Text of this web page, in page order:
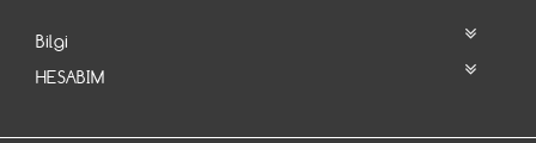
Bilgi
HESABIM